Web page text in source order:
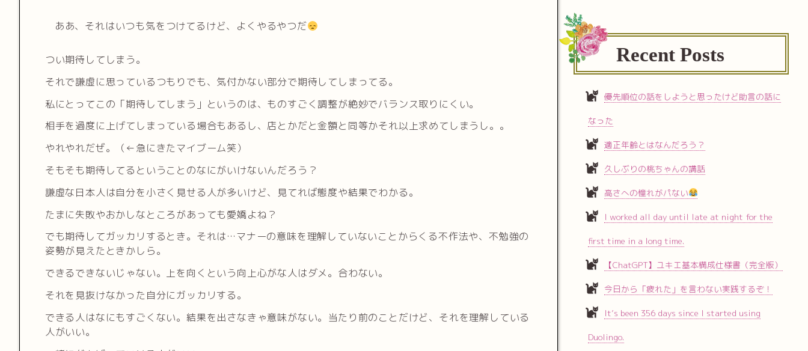
ああ、それはいつも気をつけてるけど、よくやるやつだ
つい期待してしまう。
それで謙虚に思っているつもりでも、気付かない部分で期待してしまってる。
私にとってこの「期待してしまう」というのは、ものすごく調整が絶妙でバランス取りにくい。
相手を過度に上げてしまっている場合もあるし、店とかだと金額と同等かそれ以上求めてしまうし。。
やれやれだぜ。（←急にきたマイブーム笑）
そもそも期待してるということのなにがいけないんだろう？
謙虚な日本人は自分を小さく見せる人が多いけど、見てれば態度や結果でわかる。
たまに失敗やおかしなところがあっても愛嬌よね？
でも期待してガッカリするとき。それは…マナーの意味を理解していないことからくる不作法や、不勉強の
姿勢が見えたときかしら。
できるできないじゃない。上を向くという向上心がな人はダメ。合わない。
それを見抜けなかった自分にガッカリする。
できる人はなにもすごくない。結果を出さなきゃ意味がない。当たり前のことだけど、それを理解している
人がいい。
Recent Posts
優先順位の話をしようと思ったけど助言の話に
なった
適正年齢とはなんだろう？
久しぶりの桃ちゃんの講話
高さへの憧れがパない
I worked all day until late at night for the
first time in a long time.
【ChatGPT】ユキエ基本構成仕様書（完全版）
今日から「疲れた」を言わない実践するぞ！
It’s been 356 days since I started using
Duolingo.